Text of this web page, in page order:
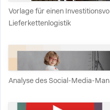
Vorlage für einen
Lieferkettenlogistik
Analyse des Social-Media-